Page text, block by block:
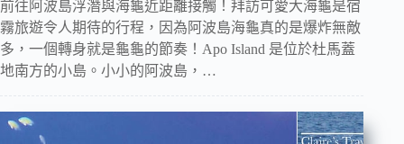
前往阿波島浮潛與海龜近距離接觸！拜訪可愛大海龜是宿
霧旅遊令人期待的行程，因為阿波島海龜真的是爆炸無敵
多，一個轉身就是龜龜的節奏！Apo Island 是位於杜馬蓋
地南方的小島。小小的阿波島，…